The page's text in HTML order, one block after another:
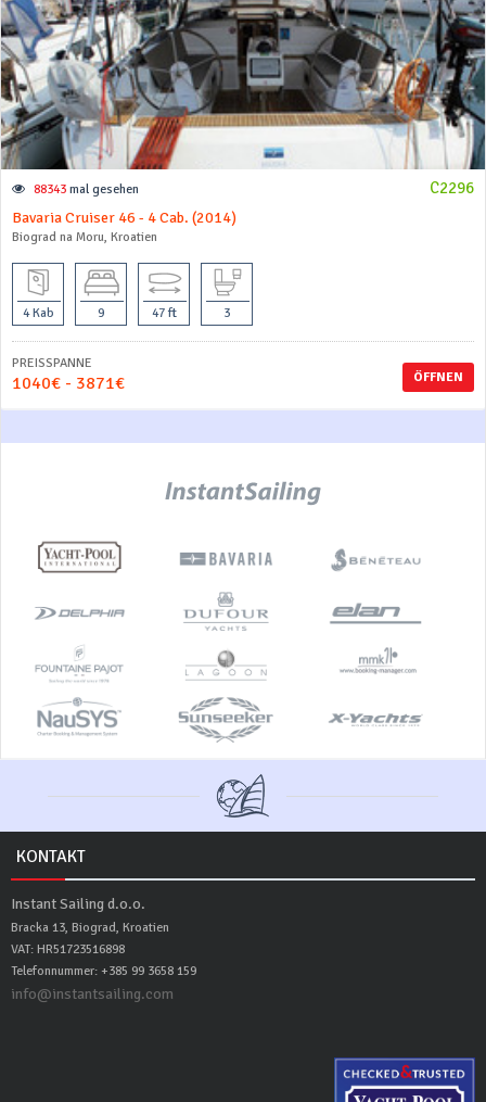
C2296
88343 mal gesehen
Bavaria Cruiser 46 - 4 Cab. (2014)
Biograd na Moru, Kroatien
4 Kab 9 47 ft 3
ÖFFNEN
PREISSPANNE
1040€ - 3871€
KONTAKT
Instant Sailing d.o.o.
Bracka 13, Biograd, Kroatien
VAT: HR51723516898
Telefonnummer: +385 99 3658 159
info@instantsailing.com